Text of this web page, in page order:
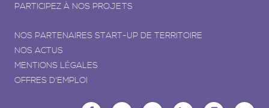
PARTICIPEZ À NOS PROJETS
NOS PARTENAIRES START-UP DE TERRITOIRE
NOS ACTUS
MENTIONS LÉGALES
OFFRES D'EMPLOI